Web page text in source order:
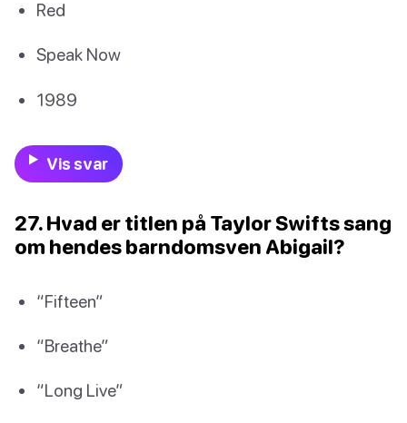
Red
Speak Now
1989
Vis svar
27. Hvad er titlen på Taylor Swifts sang
om hendes barndomsven Abigail?
“Fifteen”
“Breathe”
“Long Live”